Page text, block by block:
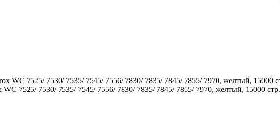
7525/ 7530/ 7535/ 7545/ 7556/ 7830/ 7835/ 7845/ 7855/ 7970, желтый, 15000 стр.